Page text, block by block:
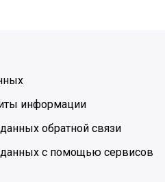
информации
обратной связи
данных с помощью сервисов